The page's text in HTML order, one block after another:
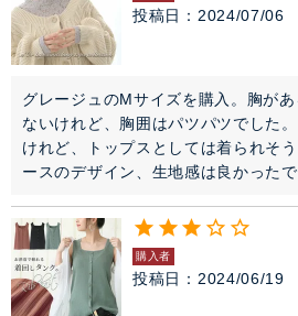
投稿日 2024/07/06
グレージュのMサイズを購入。胸が
ないけれど、胸囲はパツパツでした
けれど、トップスとしては着られそ
ースのデザイン、生地感は良かったで
購入者
投稿日 2024/06/19